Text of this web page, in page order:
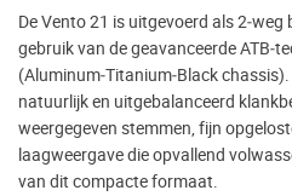
De Vento 21 is uitgevoerd als
gebruik van de geavanceerde
(Aluminum‑Titanium‑Black
natuurlijk en uitgebalanceerd
weergegeven stemmen, fijn
laagweergave die opvallend
van dit compacte formaat.